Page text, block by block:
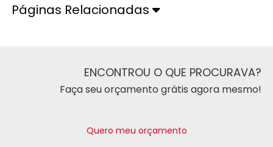
Páginas Relacionadas
ENCONTROU O QUE PROCURAVA?
Faça seu orçamento grátis agora mesmo!
Quero meu orçamento